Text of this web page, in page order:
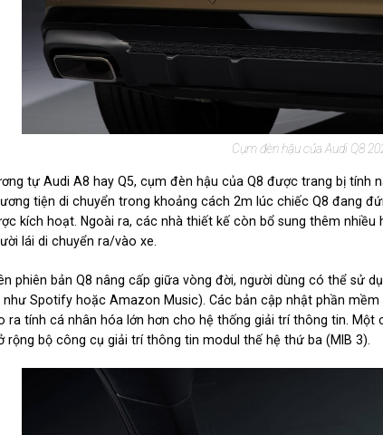
Cụm đèn hậu của Audi Q8
tự Audi A8 hay Q5, cụm đèn hậu của Q8 được trang bị tính
tiện di chuyển trong khoảng cách 2m lúc chiếc Q8 đang
kích hoạt. Ngoài ra, các nhà thiết kế còn bổ sung thêm
lái di chuyển ra/vào xe.
phiên bản Q8 nâng cấp giữa vòng đời, người dùng có thể sử
như Spotify hoặc Amazon Music). Các bản cập nhật phần
ra tính cá nhân hóa lớn hơn cho hệ thống giải trí thông tin.
rộng bộ công cụ giải trí thông tin modul thế hệ thứ ba (MIB 3).